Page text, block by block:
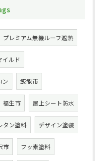
プレミアム無機ルーフ遮熱
イルド
ン 飯能市
福生市 屋上シート防水
タン塗料 デザイン塗装
市 フッ素塗料